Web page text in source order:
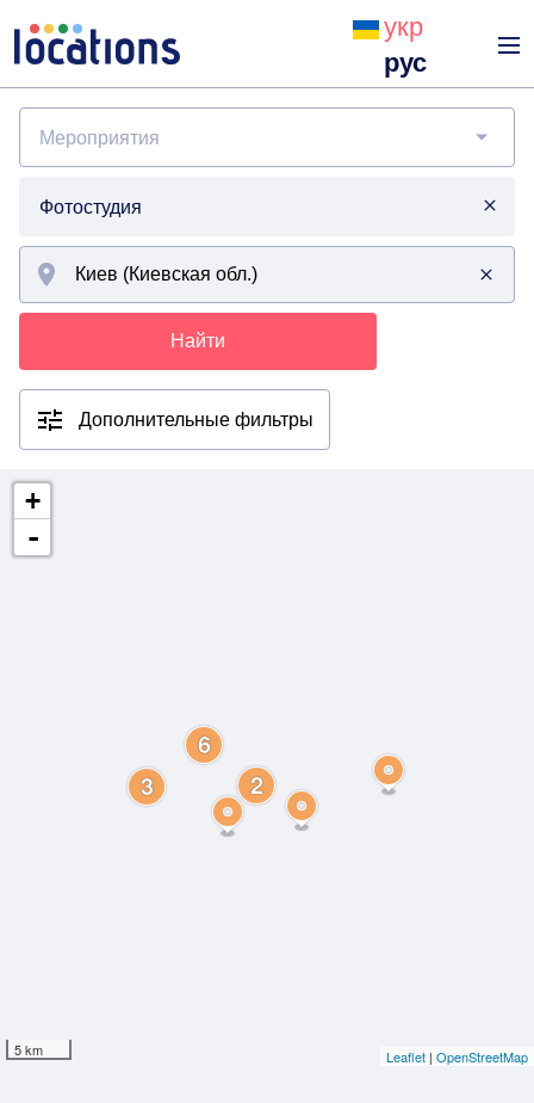
укр
рус
Мероприятия
Фотостудия
Найти
Дополнительные фильтры
3 2
6
+
-
5 km Leaflet | OpenStreetMap